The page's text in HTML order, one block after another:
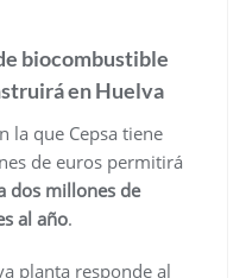
biocombustible
en Huelva
la que Cepsa tiene
de euros permitirá
dos millones de
al año.
planta responde al